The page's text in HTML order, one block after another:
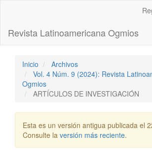
principal
Barra
Revista Latinoamericana Ogmios
Inicio
Archivos
Vol. 4 Núm. 9 (2024): Revista
Ogmios
ARTÍCULOS DE INVESTIGACIÓN
Esta es un versión antigua publicada el
Consulte la versión más reciente.